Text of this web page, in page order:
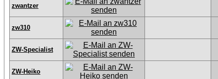
zwantzer
zw310
ZW-Specialist
ZW-Heiko